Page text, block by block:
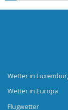
Wetter in
Wetter in Europa
Flugwetter